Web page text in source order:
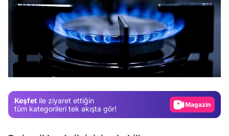
Keşfet ile ziyaret ettiğin
tüm kategorileri tek akışta gör!
Test
Video